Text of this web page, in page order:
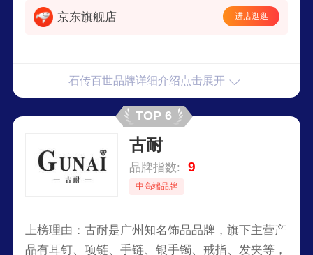
京东旗舰店 进店逛逛
石传百世品牌详细介绍点击展开
TOP 6
古耐
品牌指数: 9
中高端品牌
上榜理由：古耐是广州知名饰品品牌，旗下主营产
品有耳钉、项链、手链、银手镯、戒指、发夹等，